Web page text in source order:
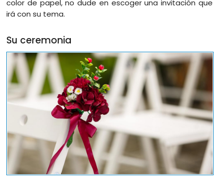
color de papel, no dude en escoger una invitación que
irá con su tema.
Su ceremonia